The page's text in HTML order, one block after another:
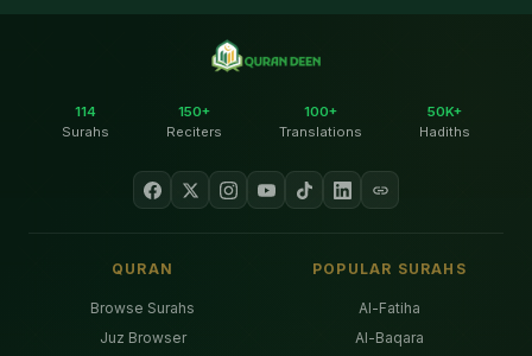
114
Surahs
150+
Reciters
100+
Translations
50K+
Hadiths
QURAN
Browse Surahs
Juz Browser
POPULAR SURAHS
Al-Fatiha
Al-Baqara